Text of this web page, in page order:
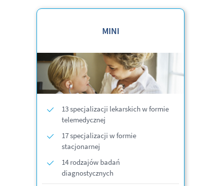
MINI
13 specjalizacji lekarskich w formie
telemedycznej
17 specjalizacji w formie
stacjonarnej
14 rodzajów badań
diagnostycznych